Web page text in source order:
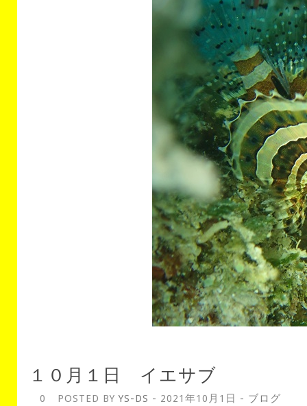
１０月１日 イエサブ
0 POSTED BY YS-DS - 2021年10月1日 - ブログ